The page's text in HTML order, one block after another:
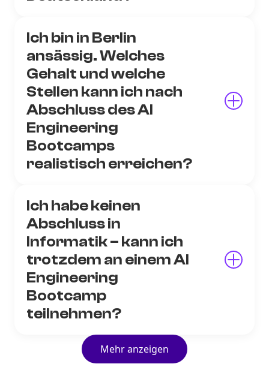
Ich bin in Berlin
ansässig. Welches
Gehalt und welche
Stellen kann ich nach
Abschluss des AI
Engineering
Bootcamps
realistisch erreichen?
Ich habe keinen
Abschluss in
Informatik – kann ich
trotzdem an einem AI
Engineering
Bootcamp
teilnehmen?
Mehr anzeigen